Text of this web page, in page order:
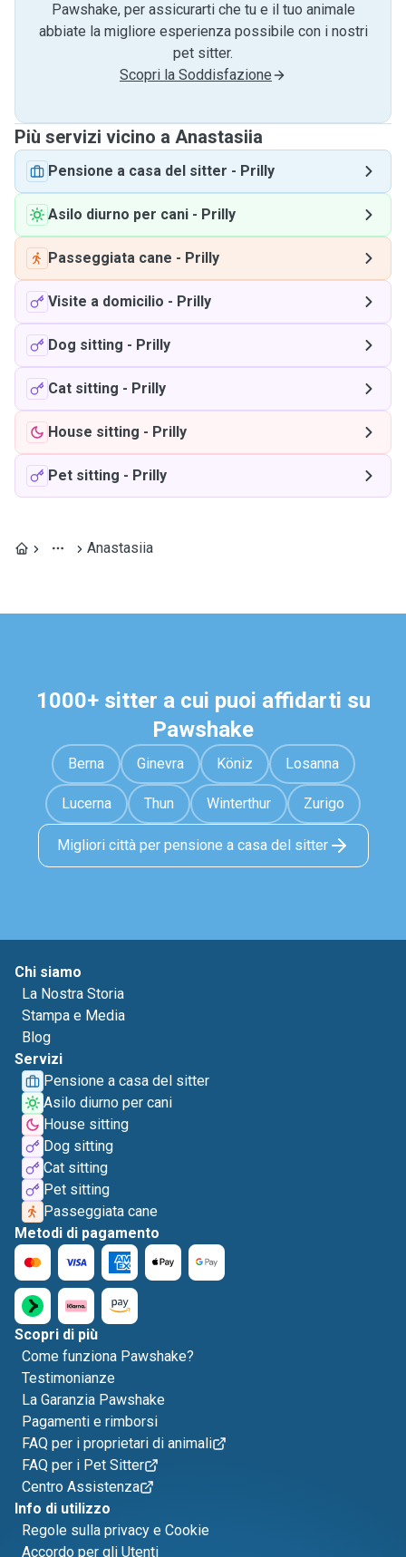
Pawshake, per assicurarti che tu e il tuo animale
abbiate la migliore esperienza possibile con i nostri
pet sitter.
Scopri la Soddisfazione
Più servizi vicino a Anastasiia
Pensione a casa del sitter - Prilly
Asilo diurno per cani - Prilly
Passeggiata cane - Prilly
Visite a domicilio - Prilly
Dog sitting - Prilly
Cat sitting - Prilly
House sitting - Prilly
Pet sitting - Prilly
Anastasiia
1000+ sitter a cui puoi affidarti su
Pawshake
Berna Ginevra Köniz Losanna
Lucerna Thun Winterthur Zurigo
Migliori città per pensione a casa del sitter
Chi siamo
La Nostra Storia
Stampa e Media
Blog
Servizi
Pensione a casa del sitter
Asilo diurno per cani
House sitting
Dog sitting
Cat sitting
Pet sitting
Passeggiata cane
Metodi di pagamento
Scopri di più
Come funziona Pawshake?
Testimonianze
La Garanzia Pawshake
Pagamenti e rimborsi
FAQ per i proprietari di animali
FAQ per i Pet Sitter
Centro Assistenza
Info di utilizzo
Regole sulla privacy e Cookie
Accordo per gli Utenti